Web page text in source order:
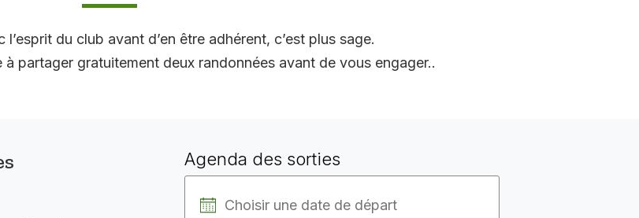
l’esprit du club avant d’en être adhérent, c’est plus sage.
partager gratuitement deux randonnées avant de vous engager..
Agenda des sorties